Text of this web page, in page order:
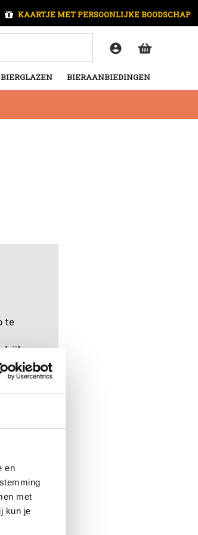
en
met
kun je
KAARTJE MET PERSOONLIJKE BOODSCHAP
BIERGLAZEN BIERAANBIEDINGEN
te